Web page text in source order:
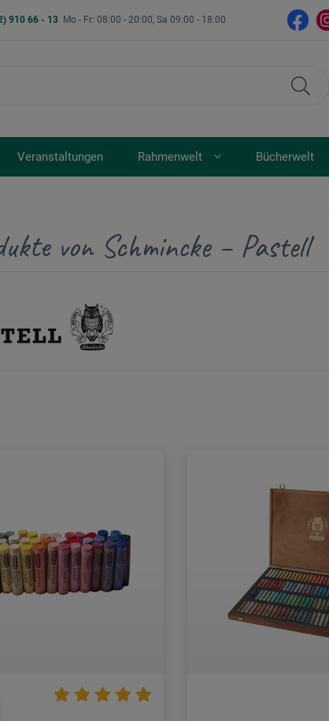
910 66 - 13 Mo - Fr: 08:00 - 20:00, Sa 09:00 - 18:00
Veranstaltungen Rahmenwelt Bücherwelt
von Schmincke – Pastell